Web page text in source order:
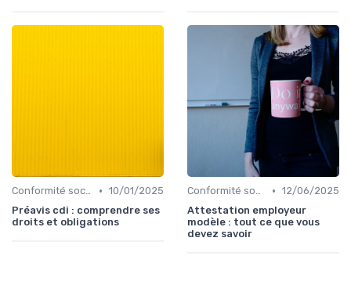
Conformité sociale & droit du travail • 10/01/2025
Préavis cdi : comprendre ses
droits et obligations
Conformité sociale & droit du travail • 12/06/2025
Attestation employeur
modèle : tout ce que vous
devez savoir